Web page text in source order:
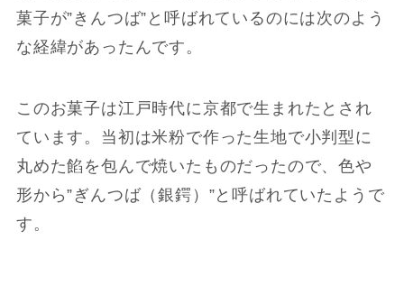
菓子が”きんつば”と呼ばれているのには次のよう
な経緯があったんです。
このお菓子は江戸時代に京都で生まれたとされ
ています。当初は米粉で作った生地で小判型に
丸めた餡を包んで焼いたものだったので、色や
形から”ぎんつば（銀鍔）”と呼ばれていたようで
す。